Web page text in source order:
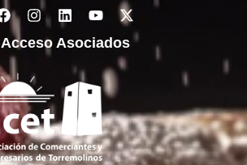
Acceso Asociados